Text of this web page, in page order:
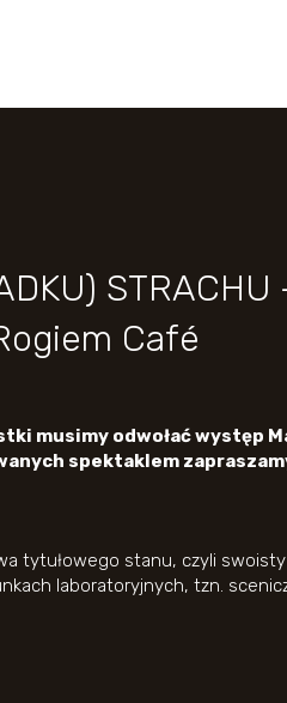
Café
musimy odwołać występ
spektaklem
tytułowego stanu, czyli
laboratoryjnych, tzn.